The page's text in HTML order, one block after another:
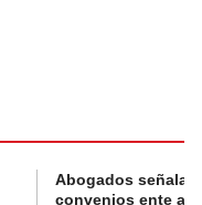
Abogados
convenios ente